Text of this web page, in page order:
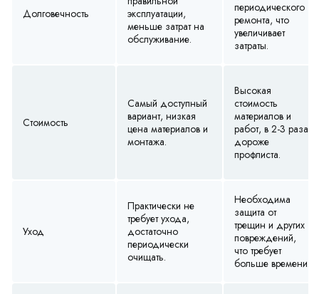
Долговечность
эксплуатации,
меньше затрат на
обслуживание.
периодического
ремонта, что
увеличивает
затраты.
Стоимость
Самый доступный
вариант, низкая
цена материалов и
монтажа.
Высокая
стоимость
материалов и
работ, в 2-3 раза
дороже
профлиста.
Уход
Практически не
требует ухода,
достаточно
периодически
очищать.
Необходима
защита от
трещин и других
повреждений,
что требует
больше времени.